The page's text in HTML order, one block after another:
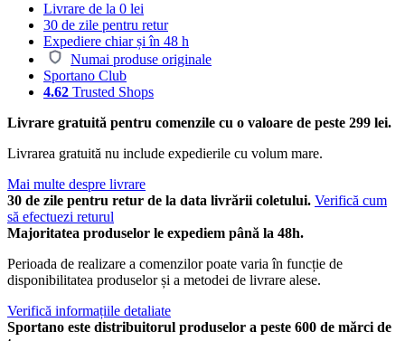
Livrare de la 0 lei
30 de zile pentru retur
Expediere chiar și în 48 h
Numai produse originale
Sportano Club
4.62 Trusted Shops
Livrare gratuită pentru comenzile cu o valoare de peste 299 lei.
Livrarea gratuită nu include expedierile cu volum mare.
Mai multe despre livrare
30 de zile pentru retur de la data livrării coletului. Verifică cum
să efectuezi returul
Majoritatea produselor le expediem până la 48h.
Perioada de realizare a comenzilor poate varia în funcție de
disponibilitatea produselor și a metodei de livrare alese.
Verifică informațiile detaliate
Sportano este distribuitorul produselor a peste 600 de mărci de